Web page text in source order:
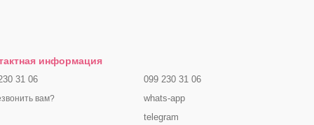
информация
31 06
вам?
099 230 31 06
whats-app
telegram